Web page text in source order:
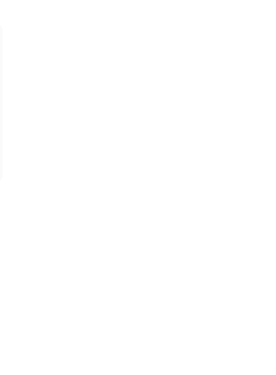
Neto alimenta boas
em volta ao futebol